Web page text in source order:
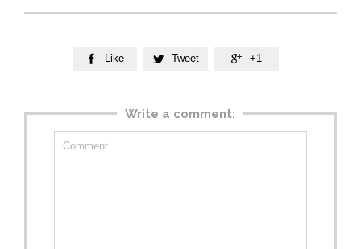
 Like  Tweet  +1
Write a comment: